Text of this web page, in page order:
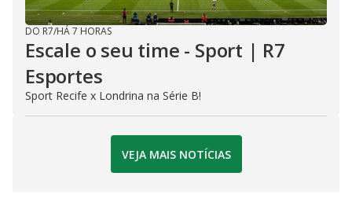
DO R7/HÁ 7 HORAS
Escale o seu time - Sport | R7
Esportes
Sport Recife x Londrina na Série B!
VEJA MAIS NOTÍCIAS